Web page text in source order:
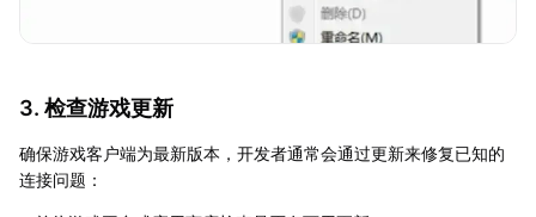
3. 检查游戏更新
确保游戏客户端为最新版本，开发者通常会通过更新来修复已知的
连接问题：